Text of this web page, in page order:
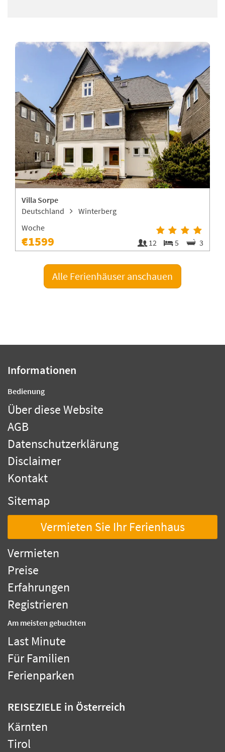
Villa Sorpe
Deutschland
Winterberg
Woche
€1599 12 5 3
Alle Ferienhäuser anschauen
Informationen
Bedienung
Über diese Website
AGB
Datenschutzerklärung
Disclaimer
Kontakt
Sitemap
Vermieten Sie Ihr Ferienhaus
Vermieten
Preise
Erfahrungen
Registrieren
Am meisten gebuchten
Last Minute
Für Familien
Ferienparken
REISEZIELE in Österreich
Kärnten
Tirol